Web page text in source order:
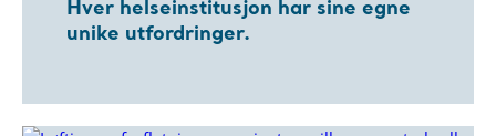
Hver helseinstitusjon har sine egne
unike utfordringer.